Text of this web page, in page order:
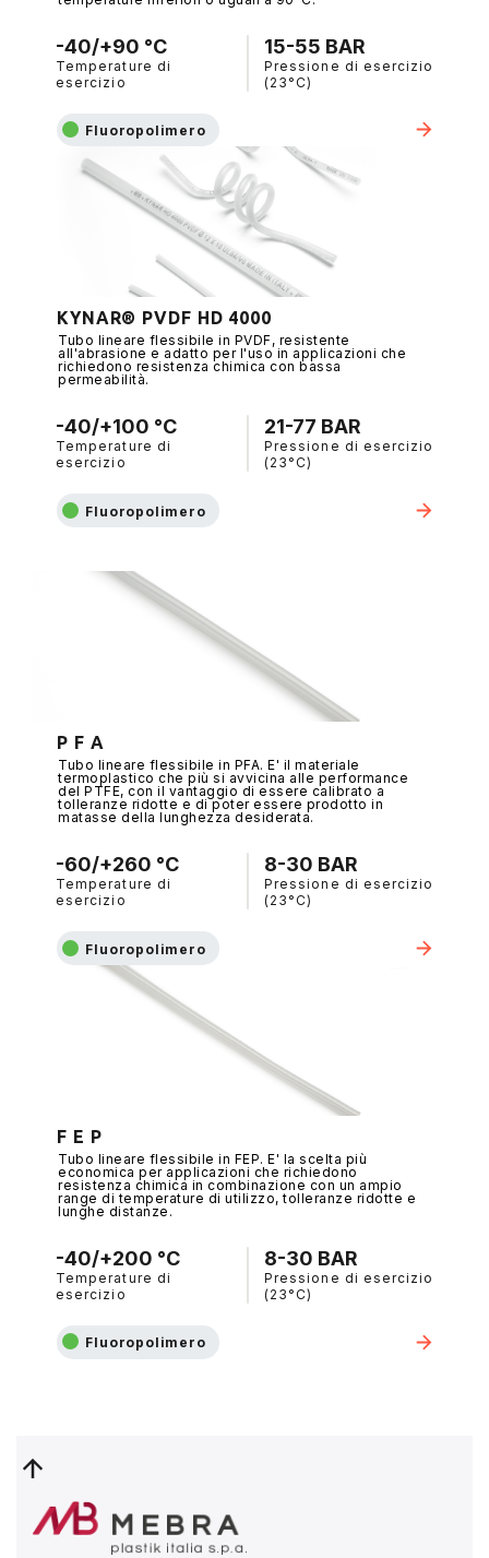
-40/+90 °C
Temperature di
esercizio
15-55 BAR
Pressione di esercizio
(23°C)
Fluoropolimero
KYNAR® PVDF HD 4000
Tubo lineare flessibile in PVDF, resistente
all'abrasione e adatto per l'uso in applicazioni che
richiedono resistenza chimica con bassa
permeabilità.
-40/+100 °C
Temperature di
esercizio
21-77 BAR
Pressione di esercizio
(23°C)
Fluoropolimero
P F A
Tubo lineare flessibile in PFA. E' il materiale
termoplastico che più si avvicina alle performance
del PTFE, con il vantaggio di essere calibrato a
tolleranze ridotte e di poter essere prodotto in
matasse della lunghezza desiderata.
-60/+260 °C
Temperature di
esercizio
8-30 BAR
Pressione di esercizio
(23°C)
Fluoropolimero
F E P
Tubo lineare flessibile in FEP. E' la scelta più
economica per applicazioni che richiedono
resistenza chimica in combinazione con un ampio
range di temperature di utilizzo, tolleranze ridotte e
lunghe distanze.
-40/+200 °C
Temperature di
esercizio
8-30 BAR
Pressione di esercizio
(23°C)
Fluoropolimero